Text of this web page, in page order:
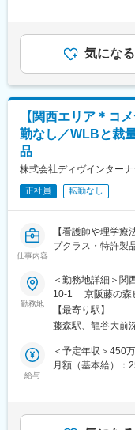
・上市、改良／保
■企業概要：
査を行い、そこか
より質の高い製品
・当社の開発職
全般に携わること
にしたとき、医療
内メンバーが分
んでいただくこと
変更の範囲：会社
賞与：年2回（7
る）賃金はあくま
可能性があります
気になる
【関西エリア＊コ
勤なし／WLBと裁
品
株式会社ディヴインター
正社員 転勤なし
仕事内容
【看護師や理学
プクラス・特許製
【業務内容】
医療機関で使用す
開する当社にて、
理学療法士・作業
【業務詳細】
病院への製品説明
病院等の医療機関
勤務地
＜勤務地詳細＞関
10-1 京阪藤の森
会社の定める事業
【最寄り駅】
藤森駅、龍谷大前
給与
＜予定年収＞450
月額（基本給）：
～9.00％／前年度